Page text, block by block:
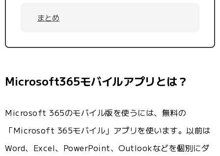
まとめ
Microsoft365モバイルアプリとは？
Microsoft 365のモバイル版を使うには、無料の
「Microsoft 365モバイル」アプリを使います。以前は
Word、Excel、PowerPoint、Outlookなどを個別にダ